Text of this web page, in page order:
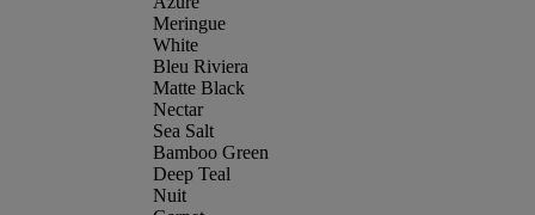
Meringue
White
Bleu Riviera
Matte Black
Nectar
Sea Salt
Bamboo Green
Deep Teal
Nuit